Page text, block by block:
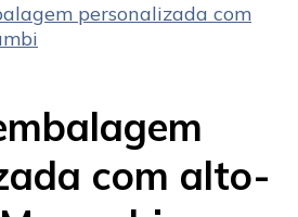
personalizada com
com alto-